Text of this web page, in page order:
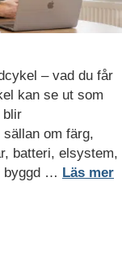
– vad du får
kan se ut som
blir
om färg,
batteri, elsystem,
byggd … Läs mer